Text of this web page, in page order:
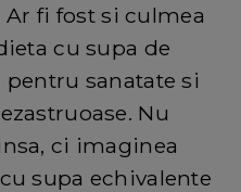
fi fost si culmea
cu supa de
pentru sanatate si
Nu
ci imaginea
supa echivalente